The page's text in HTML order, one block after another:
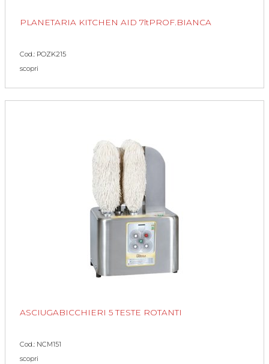
PLANETARIA KITCHEN AID 7ltPROF.BIANCA
Cod.: POZK215
scopri
ASCIUGABICCHIERI 5 TESTE ROTANTI
Cod.: NCM151
scopri